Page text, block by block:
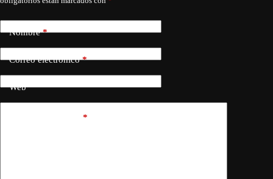
Nombre*
Correo electrónico*
Web
*